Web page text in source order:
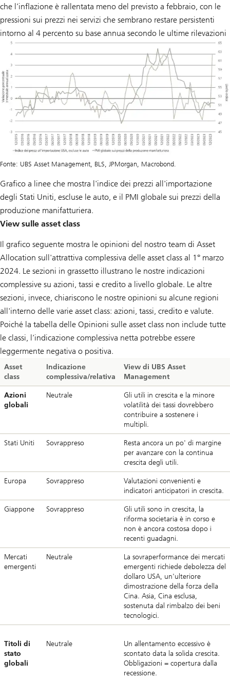
che l’inflazione è rallentata meno del previsto a febbraio, con le
pressioni sui prezzi nei servizi che sembrano restare persistenti
intorno al 4 percento su base annua secondo le ultime rilevazioni
Fonte: UBS Asset Management, BLS, JPMorgan, Macrobond.
Grafico a linee che mostra l'indice dei prezzi all'importazione
degli Stati Uniti, escluse le auto, e il PMI globale sui prezzi della
produzione manifatturiera.
View sulle asset class
Il grafico seguente mostra le opinioni del nostro team di Asset
Allocation sull'attrattiva complessiva delle asset class al 1° marzo
2024. Le sezioni in grassetto illustrano le nostre indicazioni
complessive su azioni, tassi e credito a livello globale. Le altre
sezioni, invece, chiariscono le nostre opinioni su alcune regioni
all'interno delle varie asset class: azioni, tassi, credito e valute.
Poiché la tabella delle Opinioni sulle asset class non include tutte
le classi, l’indicazione complessiva netta potrebbe essere
leggermente negativa o positiva.
Asset
class
Indicazione
complessiva/relativa
View di UBS Asset
Management
Azioni
globali
Neutrale
Gli utili in crescita e la minore
volatilità dei tassi dovrebbero
contribuire a sostenere i
multipli.
Stati Uniti Sovrappreso
Resta ancora un po' di margine
per avanzare con la continua
crescita degli utili.
Europa Sovrappreso
Valutazioni convenienti e
indicatori anticipatori in crescita.
Giappone Sovrappreso
Gli utili sono in crescita, la
riforma societaria è in corso e
non è ancora costosa dopo i
recenti guadagni.
Mercati
emergenti
Neutrale
La sovraperformance dei mercati
emergenti richiede debolezza del
dollaro USA, un'ulteriore
dimostrazione della forza della
Cina. Asia, Cina esclusa,
sostenuta dal rimbalzo dei beni
tecnologici.
Titoli di
stato
globali
Neutrale
Un allentamento eccessivo è
scontato data la solida crescita.
Obbligazioni = copertura dalla
recessione.